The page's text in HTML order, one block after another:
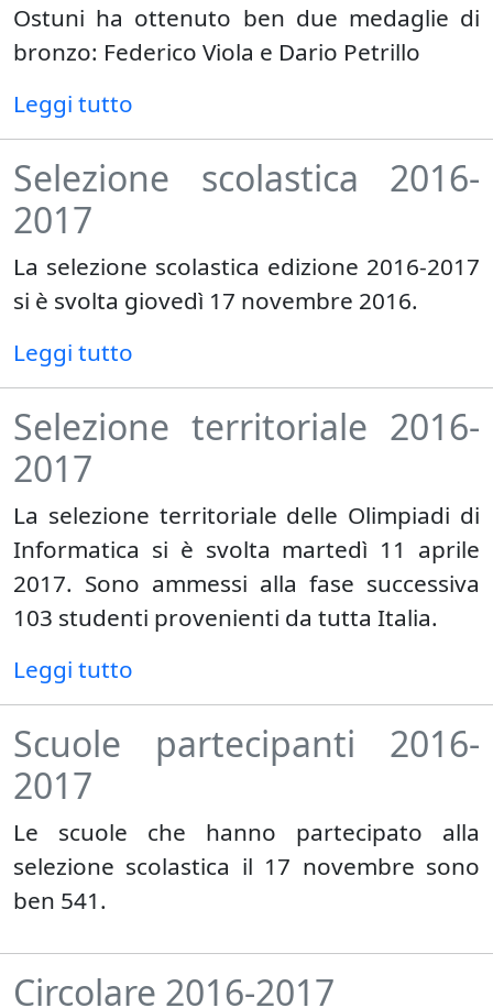
Ostuni ha ottenuto ben due medaglie di
bronzo: Federico Viola e Dario Petrillo
Leggi tutto
Selezione scolastica 2016-
2017
La selezione scolastica edizione 2016-2017
si è svolta giovedì 17 novembre 2016.
Leggi tutto
Selezione territoriale 2016-
2017
La selezione territoriale delle Olimpiadi di
Informatica si è svolta martedì 11 aprile
2017. Sono ammessi alla fase successiva
103 studenti provenienti da tutta Italia.
Leggi tutto
Scuole partecipanti 2016-
2017
Le scuole che hanno partecipato alla
selezione scolastica il 17 novembre sono
ben 541.
Circolare 2016-2017